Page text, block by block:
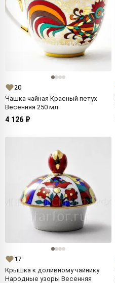
20
Чашка чайная Красный петух
Весенняя 250 мл.
4 126 ₽
17
Крышка к доливному чайнику
Народные узоры Весенняя